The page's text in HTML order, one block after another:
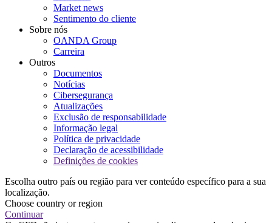
Market news
Sentimento do cliente
Sobre nós
OANDA Group
Carreira
Outros
Documentos
Notícias
Cibersegurança
Atualizações
Exclusão de responsabilidade
Informação legal
Política de privacidade
Declaração de acessibilidade
Definições de cookies
Escolha outro país ou região para ver conteúdo específico para a sua
localização.
Choose country or region
Continuar